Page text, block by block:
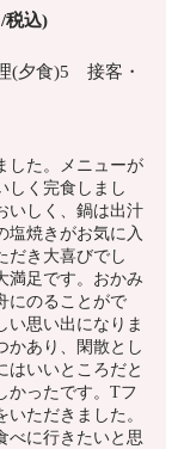
税込)
夕食)5 接客・
した。メニューが
しく完食しまし
いしく、鍋は出汁
塩焼きがお気に入
だき大喜びでし
満足です。おかみ
にのることがで
い思い出になりま
かあり、閑散とし
はいいところだと
かったです。Tフ
ただきました。
べに行きたいと思